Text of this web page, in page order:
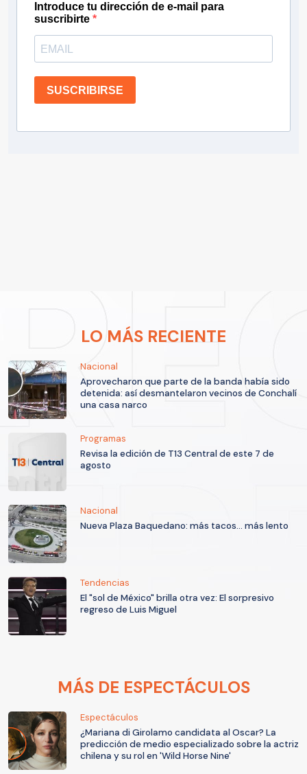
Introduce tu dirección de e-mail para
suscribirte
SUSCRIBIRSE
LO MÁS RECIENTE
Nacional
Aprovecharon que parte de la banda había sido
detenida: así desmantelaron vecinos de Conchalí
una casa narco
Programas
Revisa la edición de T13 Central de este 7 de
agosto
Nacional
Nueva Plaza Baquedano: más tacos... más lento
Tendencias
El "sol de México" brilla otra vez: El sorpresivo
regreso de Luis Miguel
MÁS DE ESPECTÁCULOS
Espectáculos
¿Mariana di Girolamo candidata al Oscar? La
predicción de medio especializado sobre la actriz
chilena y su rol en 'Wild Horse Nine'